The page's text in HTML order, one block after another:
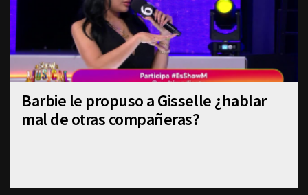
Barbie le propuso a Gisselle ¿hablar
mal de otras compañeras?